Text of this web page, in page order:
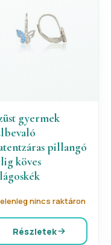
gyermek
pillangó
köves
nincs raktáron
Részletek